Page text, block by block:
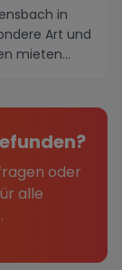
in
Art und
mieten
oder
alle